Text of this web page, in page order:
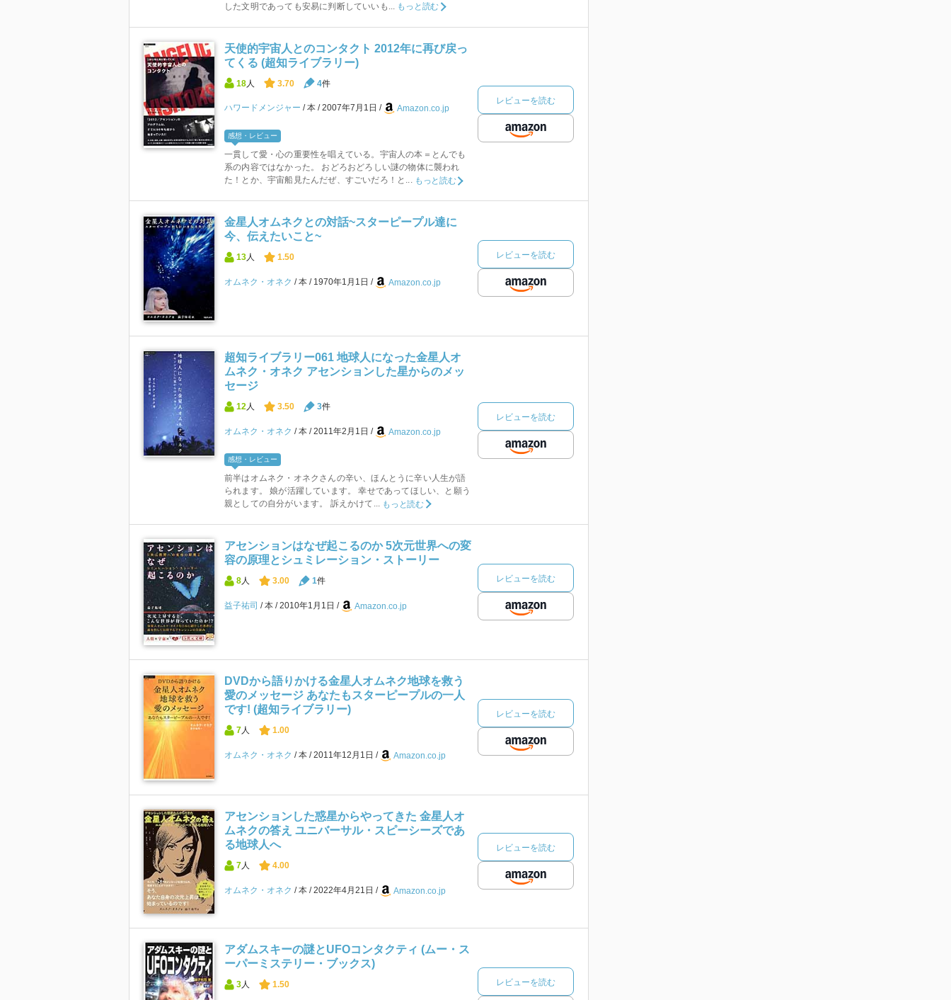
した文明であっても安易に判断していいも...
もっと読む
天使的宇宙人とのコンタクト 2012年に再び戻っ
てくる (超知ライブラリー)
18 人 3.70 4件
ハワードメンジャー 本 2007年7月1日 Amazon.co.jp
感想・レビュー
一貫して愛・心の重要性を唱えている。宇宙人の本＝とんでも
系の内容ではなかった。 おどろおどろしい謎の物体に襲われ
た！とか、宇宙船見たんだぜ、すごいだろ！と... もっと読む
レビューを読む
金星人オムネクとの対話~スターピープル達に
今、伝えたいこと~
13人 1.50
オムネク・オネク 本 1970年1月1日 Amazon.co.jp
レビューを読む
超知ライブラリー061 地球人になった金星人オ
ムネク・オネク アセンションした星からのメッ
セージ
12人 3.50 3件
オムネク・オネク 本 2011年2月1日 Amazon.co.jp
感想・レビュー
前半はオムネク・オネクさんの辛い、ほんとうに辛い人生が語
られます。 娘が活躍しています。 幸せであってほしい、と願う
親としての自分がいます。 訴えかけて... もっと読む
レビューを読む
アセンションはなぜ起こるのか 5次元世界への変
容の原理とシュミレーション・ストーリー
8 人 3.00 1件
益子祐司 本 2010年1月1日 Amazon.co.jp
レビューを読む
DVDから語りかける金星人オムネク地球を救う
愛のメッセージ あなたもスターピープルの一人
です! (超知ライブラリー)
7 人 1.00
オムネク・オネク 本 2011年12月1日 Amazon.co.jp
レビューを読む
アセンションした惑星からやってきた 金星人オ
ムネクの答え ユニバーサル・スピーシーズであ
る地球人へ
7 人 4.00
オムネク・オネク 本 2022年4月21日 Amazon.co.jp
レビューを読む
アダムスキーの謎とUFOコンタクティ (ムー・ス
ーパーミステリー・ブックス)
3 人 1.50 レビューを読む